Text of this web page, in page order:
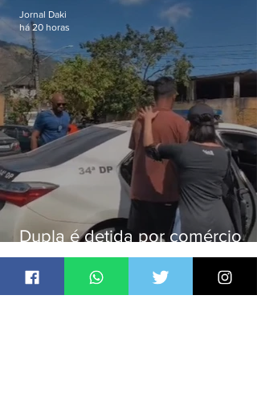
Dupla é detida por comércio
ilegal de animais silvestres em
Bangu
Jornal Daki
há 20 horas
Jornal Daki